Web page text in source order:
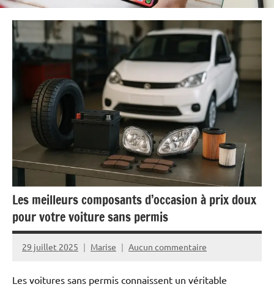
Les meilleurs composants d’occasion à prix doux
pour votre voiture sans permis
29 juillet 2025 Marise Aucun commentaire
Les voitures sans permis connaissent un véritable